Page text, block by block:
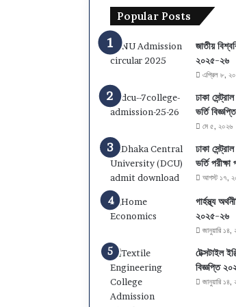
Popular Posts
জাতীয়
২০২৫-২৬
এপ্রিল ৮,
ঢাকা
ভর্তি
মে ৫, ২০২৬
ঢাকা
ভর্তি
আগস্ট ১৭,
গার্হস্থ্য
২০২৫-২৬
জানুয়ারি ১৪,
টেক্সটাইল
বিজ্ঞপ্তি
জানুয়ারি ১৪,